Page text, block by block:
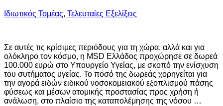
Ιδιωτικός Τομέας, Τελευταίες Εξελίξεις
Σε αυτές τις κρίσιμες περιόδους για τη χώρα, αλλά και για
ολόκληρο τον κόσμο, η MSD Ελλάδος προχώρησε σε δωρεά
100.000 ευρώ στο Υπουργείο Υγείας, με σκοπό την ενίσχυση
του συτήματος υγείας. Το ποσό της δωρεάς χορηγείται για
την αγορά ειδών ειδικού νοσοκομειακού εξοπλισμού πάσης
φύσεως και μέσων ατομικής προστασίας προς χρήση ή
ανάλωση, στο πλαίσιο της καταπολέμησης της νόσου …